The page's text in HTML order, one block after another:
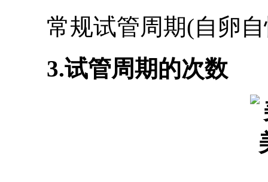
常规试管周期(自卵自
3.试管周期的次数